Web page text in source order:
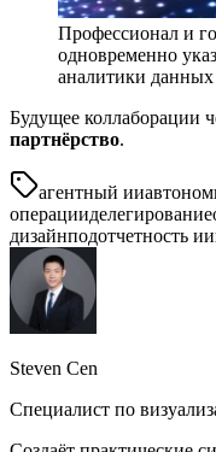
Профессионал и
одновременно
аналитики данных
Будущее коллаборации
партнёрство.
агентный ии
операцииделегирование
дизайнподотчетность ии
Steven Cen
Специалист по